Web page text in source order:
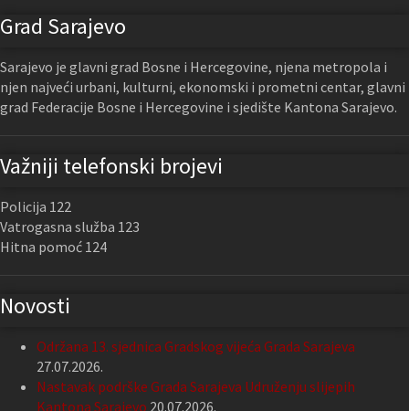
Grad Sarajevo
Sarajevo je glavni grad Bosne i Hercegovine, njena metropola i
njen najveći urbani, kulturni, ekonomski i prometni centar, glavni
grad Federacije Bosne i Hercegovine i sjedište Kantona Sarajevo.
Važniji telefonski brojevi
Policija 122
Vatrogasna služba 123
Hitna pomoć 124
Novosti
Održana 13. sjednica Gradskog vijeća Grada Sarajeva
27.07.2026.
Nastavak podrške Grada Sarajeva Udruženju slijepih
Kantona Sarajevo 20.07.2026.